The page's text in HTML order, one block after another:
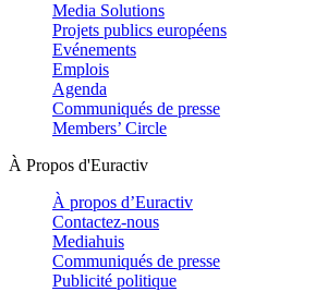
Media Solutions
Projets publics européens
Evénements
Emplois
Agenda
Communiqués de presse
Members’ Circle
À Propos d'Euractiv
À propos d’Euractiv
Contactez-nous
Mediahuis
Communiqués de presse
Publicité politique